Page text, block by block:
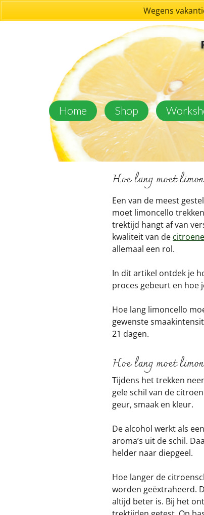
Home Shop
Hoe lang moet
Een van de meest
moet limoncello
trektijd hangt af van
kwaliteit van de
allemaal een rol.
In dit artikel ontdek je
proces gebeurt en hoe
Hoe lang limoncello
gewenste
21 dagen.
Hoe lang moet
Tijdens het trekken
gele schil van de
geur, smaak en kleur.
De alcohol werkt als
aroma’s uit de schil.
helder naar diepgeel.
Hoe langer de
worden geëxtraheerd.
altijd beter is. Bij het
Wegens